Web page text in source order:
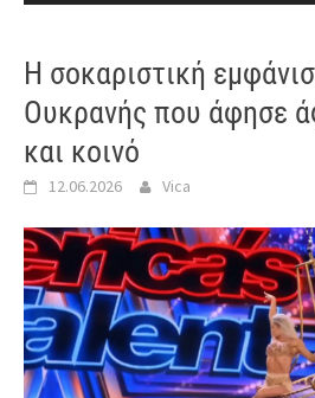
Η σοκαριστική
Ουκρανής που άφησε
και κοινό
12.06.2026 Vica